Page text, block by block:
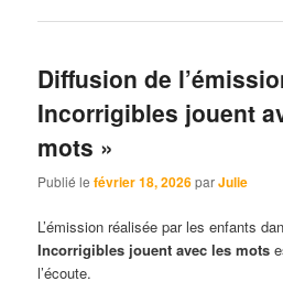
Diffusion de
Incorrigibles jouent
mots »
Publié lefévrier 18, 2026parJulie
L’émission réalisée par les enfants
Incorrigibles jouent avec les mots
l’écoute.